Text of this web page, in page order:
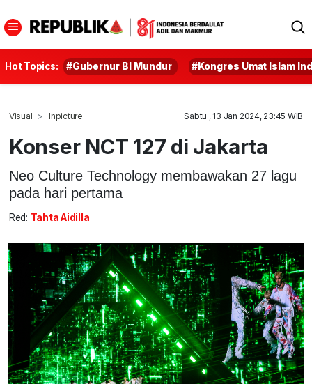
Hot Topics: #Gubernur BI Mundur #Kongres Umat Islam
Visual Inpicture Sabtu , 13 Jan 2024, 23:45 WIB
Konser NCT 127 di Jakarta
Neo Culture Technology membawakan 27 lagu
pada hari pertama
Red: Tahta Aidilla